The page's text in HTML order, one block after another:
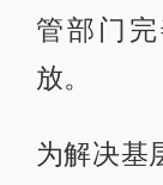
管部门
放。
为解决基